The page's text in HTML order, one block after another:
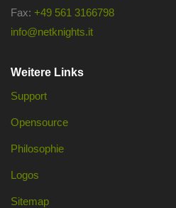
Fax: +49 561 3166798
info@netknights.it
Weitere Links
Support
Opensource
Philosophie
Logos
Sitemap